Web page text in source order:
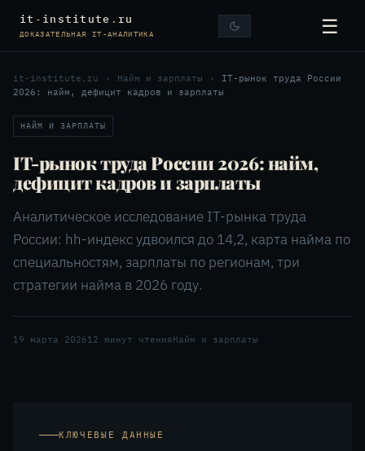
it - institute . ru
ДОКАЗАТЕЛЬНАЯ IT-АНАЛИТИКА ☰
it-institute.ru › Найм и зарплаты ›
IT-рынок труда России
2026: найм, дефицит кадров и зарплаты
НАЙМ И ЗАРПЛАТЫ
IT-рынок труда России 2026: найм,
дефицит кадров и зарплаты
Аналитическое исследование IT-рынка труда
России: hh-индекс удвоился до 14,2, карта найма по
специальностям, зарплаты по регионам, три
стратегии найма в 2026 году.
19 марта 202612 минут чтенияНайм и зарплаты
КЛЮЧЕВЫЕ ДАННЫЕ